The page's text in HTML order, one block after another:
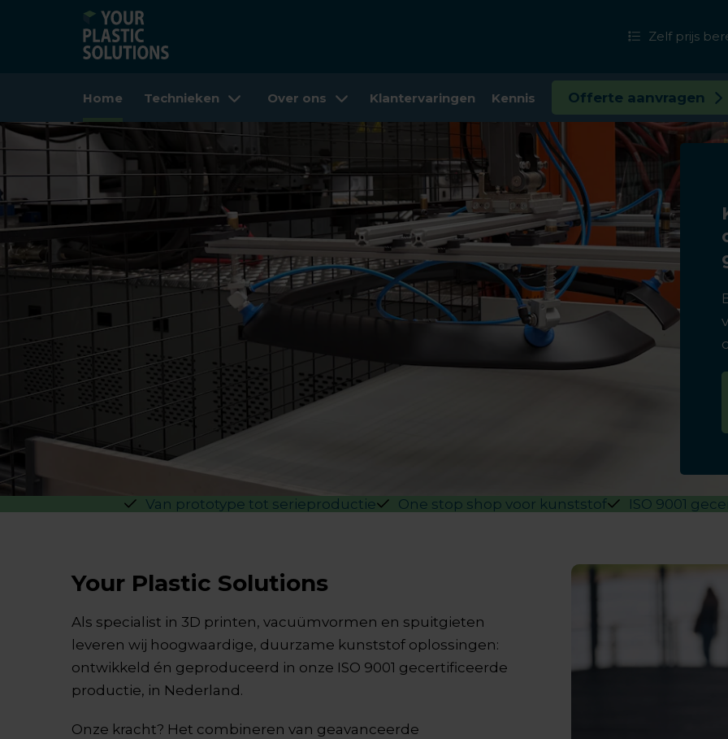
Zelf prijs
Home Technieken Over ons Klantervaringen Kennis Offerte aanvragen
Van prototype tot serieproductie One stop shop voor kunststof ISO 9001
Your Plastic Solutions
Als specialist in 3D printen, vacuümvormen en spuitgieten
leveren wij hoogwaardige, duurzame kunststof oplossingen:
ontwikkeld én geproduceerd in onze ISO 9001 gecertificeerde
productie, in Nederland.
Onze kracht? Het combineren van geavanceerde